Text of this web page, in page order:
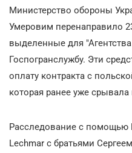
Министерство обороны
Умеровим перенаправило
выделенные для
Госпогранслужбу. Эти
оплату контракта с
которая ранее уже срывала
Расследование с помощью
Lechmar с братьями